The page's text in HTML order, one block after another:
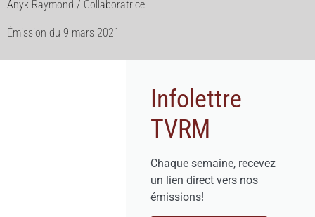
Anyk Raymond / Collaboratrice
Émission du 9 mars 2021
Infolettre
TVRM
Chaque semaine, recevez
un lien direct vers nos
émissions!